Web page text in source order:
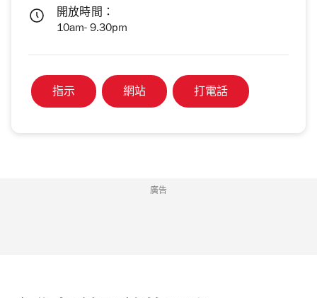
開放時間：
10am- 9.30pm
指示 網站 打電話
廣告